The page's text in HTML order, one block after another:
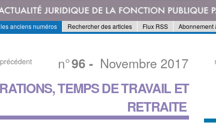
anciens numéros Rechercher des articles Flux RSS Abonnement
n°96 - Novembre 2017
TEMPS DE TRAVAIL ET
RETRAITE